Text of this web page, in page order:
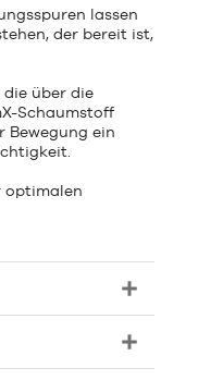
lassen
der bereit ist,
die über die
Schaumstoff
Bewegung ein
optimalen